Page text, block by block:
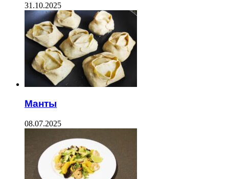
31.10.2025
Манты
08.07.2025